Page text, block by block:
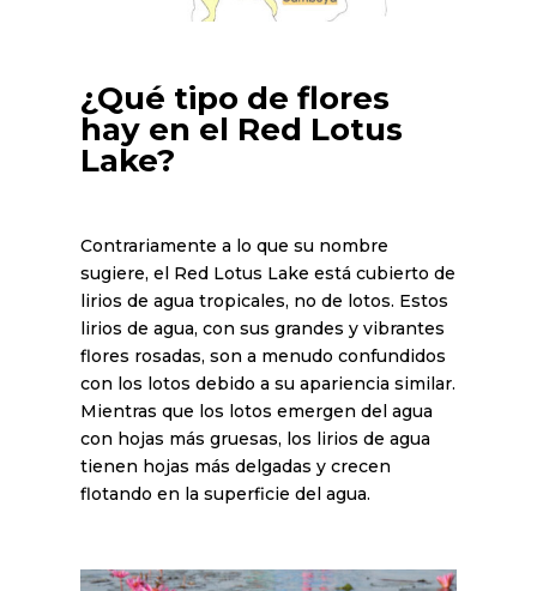
¿Qué tipo de flores
hay en el Red Lotus
Lake?
Contrariamente a lo que su nombre
sugiere, el Red Lotus Lake está cubierto de
lirios de agua tropicales, no de lotos. Estos
lirios de agua, con sus grandes y vibrantes
flores rosadas, son a menudo confundidos
con los lotos debido a su apariencia similar.
Mientras que los lotos emergen del agua
con hojas más gruesas, los lirios de agua
tienen hojas más delgadas y crecen
flotando en la superficie del agua.